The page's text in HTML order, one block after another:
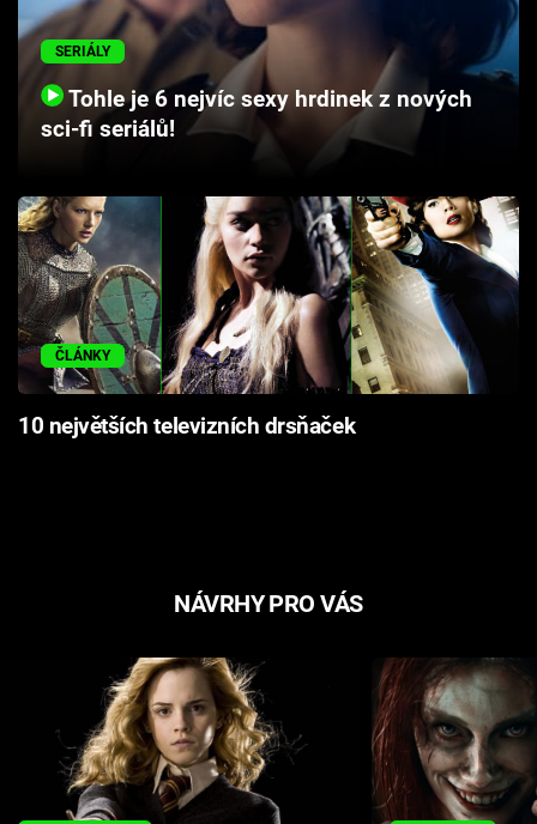
Cool Esport
Pořady
Sledujte prima+
Přihlášení
Sledujte nás
SERIÁLY
Tohle je 6 nejvíc sexy hrdinek z nových
sci-fi seriálů!
ČLÁNKY
10 největších televizních drsňaček
NÁVRHY PRO VÁS